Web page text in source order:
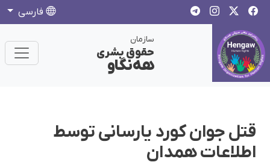
فارسی
سازمان
حقوق بشری
هەنگاو
قتل جوان کورد یارسانی توسط
اطلاعات همدان